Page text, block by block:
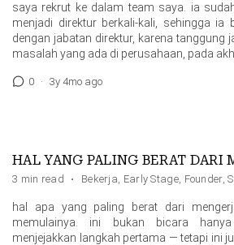
saya rekrut ke dalam team saya. ia
menjadi direktur berkali-kali, sehingga ia
dengan jabatan direktur, karena tanggung
masalah yang ada di perusahaan, pada
0 · 3y 4mo ago
3 min read · Bekerja, Early Stage, Founder,
hal apa yang paling berat dari
memulainya. ini bukan bicara
menjejakkan langkah pertama — tetapi ini